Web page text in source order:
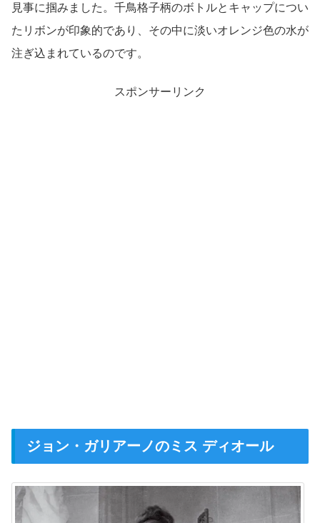
見事に掴みました。千鳥格子柄のボトルとキャップについ
たリボンが印象的であり、その中に淡いオレンジ色の水が
注ぎ込まれているのです。
スポンサーリンク
ジョン・ガリアーノのミス ディオール